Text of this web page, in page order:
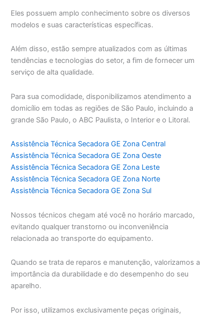
Eles possuem amplo conhecimento sobre os diversos
modelos e suas características específicas.
Além disso, estão sempre atualizados com as últimas
tendências e tecnologias do setor, a fim de fornecer um
serviço de alta qualidade.
Para sua comodidade, disponibilizamos atendimento a
domicílio em todas as regiões de São Paulo, incluindo a
grande São Paulo, o ABC Paulista, o Interior e o Litoral.
Assistência Técnica Secadora GE Zona Central
Assistência Técnica Secadora GE Zona Oeste
Assistência Técnica Secadora GE Zona Leste
Assistência Técnica Secadora GE Zona Norte
Assistência Técnica Secadora GE Zona Sul
Nossos técnicos chegam até você no horário marcado,
evitando qualquer transtorno ou inconveniência
relacionada ao transporte do equipamento.
Quando se trata de reparos e manutenção, valorizamos a
importância da durabilidade e do desempenho do seu
aparelho.
Por isso, utilizamos exclusivamente peças originais,